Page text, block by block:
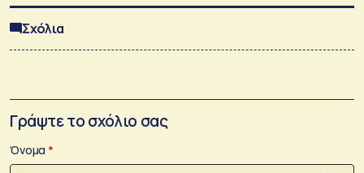
Σχόλια
Γράψτε το σχόλιο σας
Όνομα